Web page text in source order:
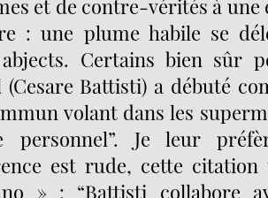
et de contre-vérités à une
: une plume habile se
Certains bien sûr
Battisti) a débuté
volant dans les
personnel”. Je leur
est rude, cette
» : “Battisti collabore